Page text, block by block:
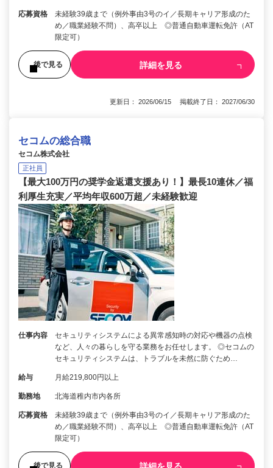
応募資格
未経験39歳まで（例外事由3号のイ／長期キャリア形成のた
め／職業経験不問）、高卒以上 ◎普通自動車運転免許（AT
限定可）
後で見る 詳細を見る
更新日： 2026/06/15 掲載終了日： 2027/06/30
セコムの総合職
セコム株式会社
正社員
【最大100万円の奨学金返還支援あり！】最長10連休／福
利厚生充実／平均年収600万超／未経験歓迎
仕事内容
セキュリティシステムによる異常感知時の対応や機器の点検
など、人々の暮らしを守る業務をお任せします。 ◎セコムの
セキュリティシステムは、トラブルを未然に防ぐため…
給与 月給219,800円以上
勤務地 北海道稚内市内各所
応募資格
未経験39歳まで（例外事由3号のイ／長期キャリア形成のた
め／職業経験不問）、高卒以上 ◎普通自動車運転免許（AT
限定可）
後で見る